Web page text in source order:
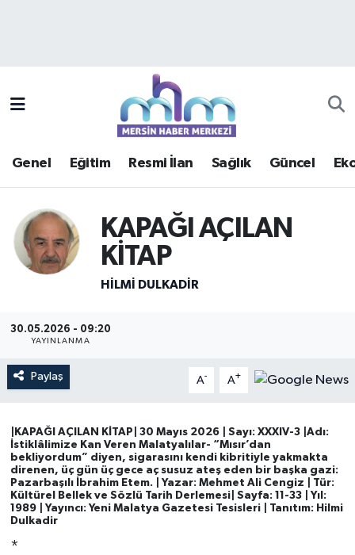
Genel Eğitim Resmi İlan Sağlık Güncel
KAPAĞI AÇILAN
KİTAP
HİLMİ DULKADİR
30.05.2026 - 09:20
YAYINLANMA
Paylaş A- A+
|KAPAĞI AÇILAN KİTAP| 30 Mayıs 2026| Sayı: XXXIV-3| Adı:
İstiklâlimize Kan Veren Malatyalılar- “Mısır’dan
bekliyordum” diyen, sigarasını kendi kibritiyle yakmakta
direnen, üç gün üç gece aç susuz ateş eden bir başka gazi:
Pazarbaşılı İbrahim Etem. | Yazar: Mehmet Ali Cengiz | Tür:
Kültürel Bellek ve Sözlü Tarih Derlemesi| Sayfa: 11-33 | Yıl:
1989 | Yayıncı: Yeni Malatya Gazetesi Tesisleri | Tanıtım: Hilmi
Dulkadir
*
Genel
Güncel
Kültür - Sanat
Magazin
Mersin
Mersin Tarihi
Özel Haber
Mersin Trafik Yoğunluk Haritası
Süper Lig Puan Durumu ve Fikstür
Son Dakika Haberleri
Haber Arşivi